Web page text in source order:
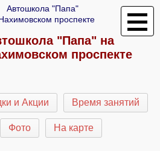
Автошкола "Папа"
проспекте
"Папа" на
проспекте
и Акции Время занятий
Фото На карте